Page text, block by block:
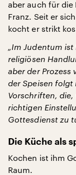
aber auch für
Franz. Seit er
kocht er strikt
„Im Judentum ist
religiösen
aber der Prozess
der Speisen folgt
Vorschriften,
richtigen
Gottesdienst zu
Die Küche als
Kochen ist ihm
Raum.